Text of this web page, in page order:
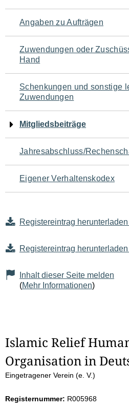
Angaben zu Aufträgen
Zuwendungen oder
Hand
Schenkungen und sonstige
Zuwendungen
Mitgliedsbeiträge
Jahresabschluss/
Eigener Verhaltenskodex
Registereintrag
Registereintrag
Inhalt dieser Seite melden
(Mehr Informationen)
S
e
Islamic Relief
Organisation in
Eingetragener Verein (e. V.)
Registernummer: R005968